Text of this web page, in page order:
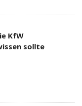
KfW
sollte